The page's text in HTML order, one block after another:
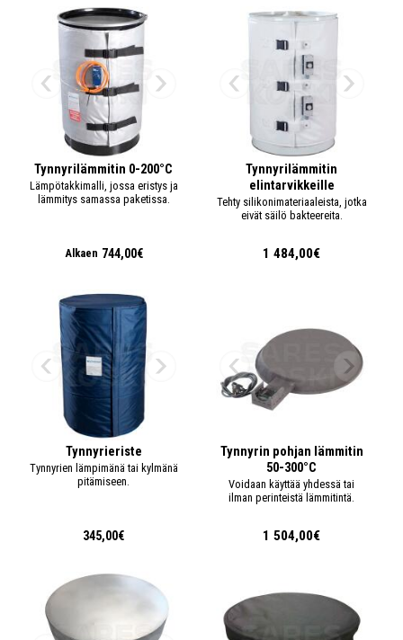
Tynnyrilämmitin 0-200°C
Lämpötakkimalli, jossa eristys ja
lämmitys samassa paketissa.
Alkaen 744,00€
Tynnyrilämmitin
elintarvikkeille
Tehty silikonimateriaaleista, jotka
eivät säilö bakteereita.
1 484,00€
Tynnyrieriste
Tynnyrien lämpimänä tai kylmänä
pitämiseen.
345,00€
Tynnyrin pohjan lämmitin
50-300°C
Voidaan käyttää yhdessä tai
ilman perinteistä lämmitintä.
1 504,00€